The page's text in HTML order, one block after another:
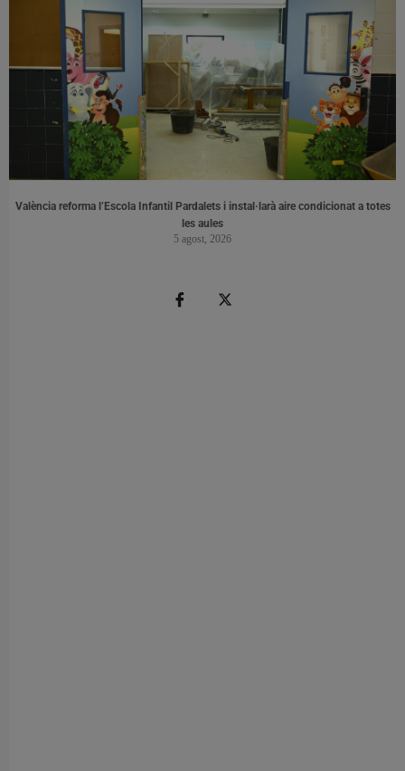
València reforma l’Escola Infantil Pardalets i instal·larà aire condicionat a totes
les aules
5 agost, 2026